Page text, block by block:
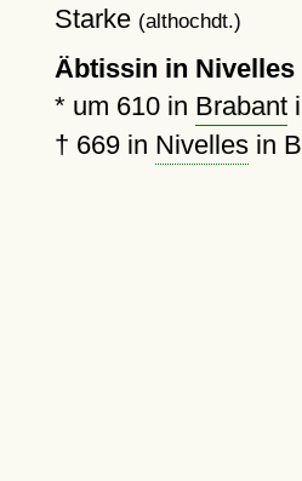
Starke (althochdt.)
Äbtissin in Nivelles
* um 610in Brabant
† 669in Nivellesin